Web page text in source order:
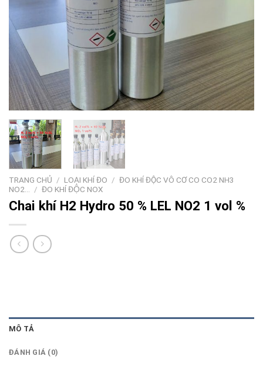
TRANG CHỦ / LOẠI KHÍ ĐO / ĐO KHÍ ĐỘC VÔ CƠ CO CO2 NH3
NO2…
/ ĐO KHÍ ĐỘC NOX
Chai khí H2 Hydro 50 % LEL NO2 1 vol %
MÔ TẢ
ĐÁNH GIÁ (0)